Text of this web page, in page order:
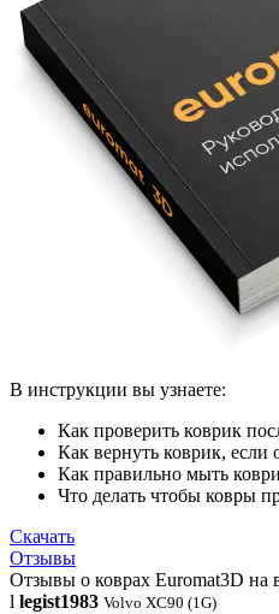
В инструкции вы узнаете:
Как проверить коврик
Как вернуть коврик, если
Как правильно мыть
Что делать чтобы ковры
Скачать
Отзывы
Отзывы о коврах Euromat3D на
l legist1983 Volvo XC90 (1G)